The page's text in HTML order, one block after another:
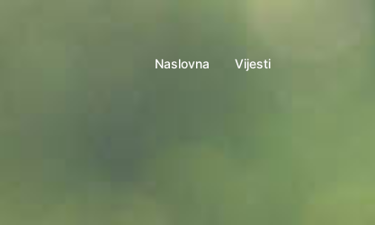
Naslovna Vijesti